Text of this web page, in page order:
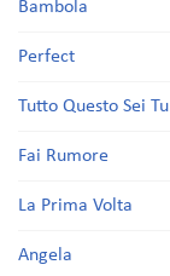
Bambola
Perfect
Tutto Questo Sei Tu
Fai Rumore
La Prima Volta
Angela